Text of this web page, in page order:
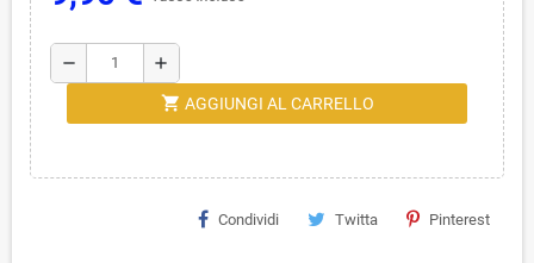
remove add
shopping_cart AGGIUNGI AL CARRELLO
Condividi Twitta Pinterest